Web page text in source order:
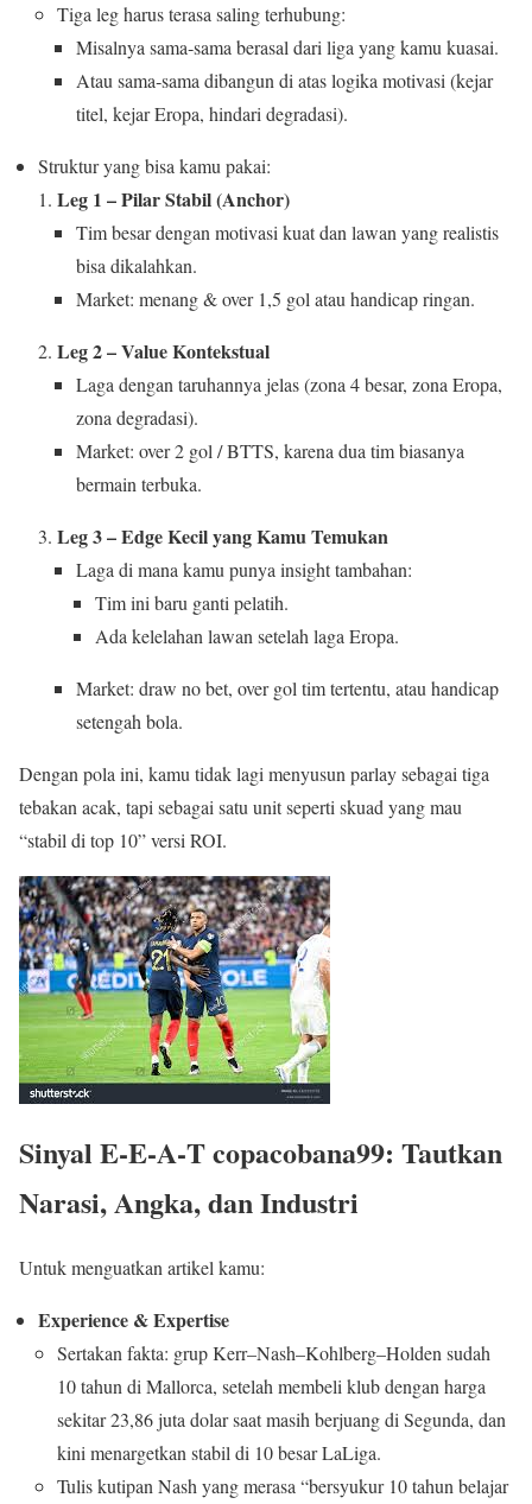
Tiga leg harus terasa saling terhubung:
Misalnya sama‑sama berasal dari liga yang kamu kuasai.
Atau sama‑sama dibangun di atas logika motivasi (kejar
titel, kejar Eropa, hindari degradasi).
Struktur yang bisa kamu pakai:
Leg 1 – Pilar Stabil (Anchor)
Tim besar dengan motivasi kuat dan lawan yang realistis
bisa dikalahkan.
Market: menang & over 1,5 gol atau handicap ringan.
Leg 2 – Value Kontekstual
Laga dengan taruhannya jelas (zona 4 besar, zona Eropa,
zona degradasi).
Market: over 2 gol / BTTS, karena dua tim biasanya
bermain terbuka.
Leg 3 – Edge Kecil yang Kamu Temukan
Laga di mana kamu punya insight tambahan:
Tim ini baru ganti pelatih.
Ada kelelahan lawan setelah laga Eropa.
Market: draw no bet, over gol tim tertentu, atau handicap
setengah bola.
Dengan pola ini, kamu tidak lagi menyusun parlay sebagai tiga
tebakan acak, tapi sebagai satu unit seperti skuad yang mau
“stabil di top 10” versi ROI.
Sinyal E‑E‑A‑T copacobana99: Tautkan
Narasi, Angka, dan Industri
Untuk menguatkan artikel kamu:
Experience & Expertise
Sertakan fakta: grup Kerr–Nash–Kohlberg–Holden sudah
10 tahun di Mallorca, setelah membeli klub dengan harga
sekitar 23,86 juta dolar saat masih berjuang di Segunda, dan
kini menargetkan stabil di 10 besar LaLiga.
Tulis kutipan Nash yang merasa “bersyukur 10 tahun belajar